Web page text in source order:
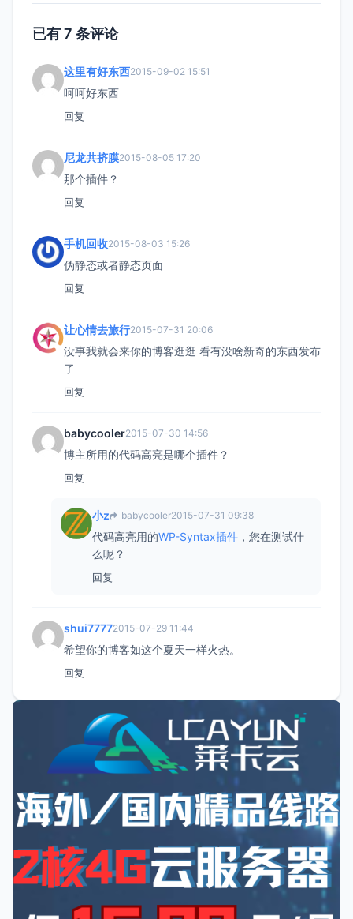
已有 7 条评论
这里有好东西2015-09-02 15:51
呵呵好东西
回复
尼龙共挤膜2015-08-05 17:20
那个插件？
回复
手机回收2015-08-03 15:26
伪静态或者静态页面
回复
让心情去旅行2015-07-31 20:06
没事我就会来你的博客逛逛 看有没啥新奇的东西发布
了
回复
babycooler2015-07-30 14:56
博主所用的代码高亮是哪个插件？
回复
小z babycooler2015-07-31 09:38
代码高亮用的WP-Syntax插件 ，您在测试什
么呢？
回复
shui77772015-07-29 11:44
希望你的博客如这个夏天一样火热。
回复